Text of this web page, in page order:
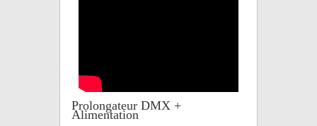
Prolongateur DMX +
Alimentation